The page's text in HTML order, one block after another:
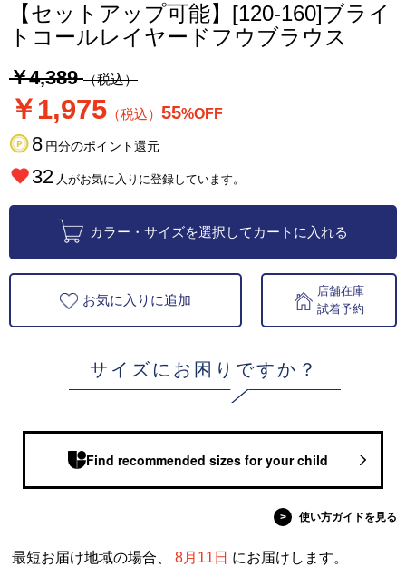
【セットアップ可能】[120-160]ブライ
トコールレイヤードフウブラウス
￥4,389（税込）
￥1,975 （税込） 55%OFF
8 円分のポイント還元
32 人がお気に入りに登録しています。
カラー・サイズを選択してカートに入れる
お気に入りに追加
店舗在庫
試着予約
サイズにお困りですか？
Find recommended sizes for your child
> 使い方ガイドを見る
最短お届け地域の場合、 8月11日 にお届けします。